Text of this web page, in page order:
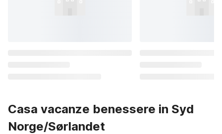
Casa vacanze benessere in Syd
Norge/Sørlandet